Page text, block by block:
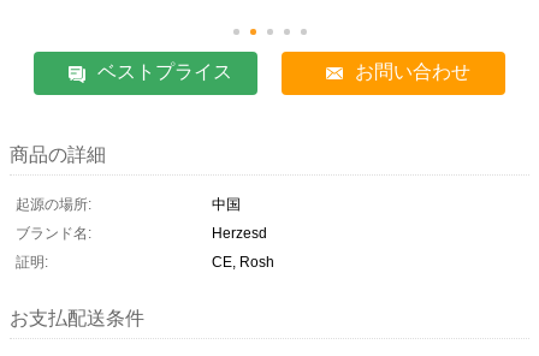
ベストプライス お問い合わせ
商品の詳細
起源の場所:
中国
ブランド名:
Herzesd
証明:
CE, Rosh
お支払配送条件